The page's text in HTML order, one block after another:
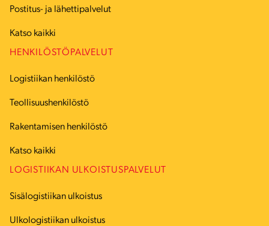
Postitus- ja lähettipalvelut
Katso kaikki
HENKILÖSTÖPALVELUT
Logistiikan henkilöstö
Teollisuushenkilöstö
Rakentamisen henkilöstö
Katso kaikki
LOGISTIIKAN ULKOISTUSPALVELUT
Sisälogistiikan ulkoistus
Ulkologistiikan ulkoistus